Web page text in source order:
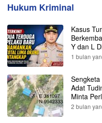
Hukum Kriminal
Kasus
Y dan L
1 bulan
Adat
Minta
2 bulan